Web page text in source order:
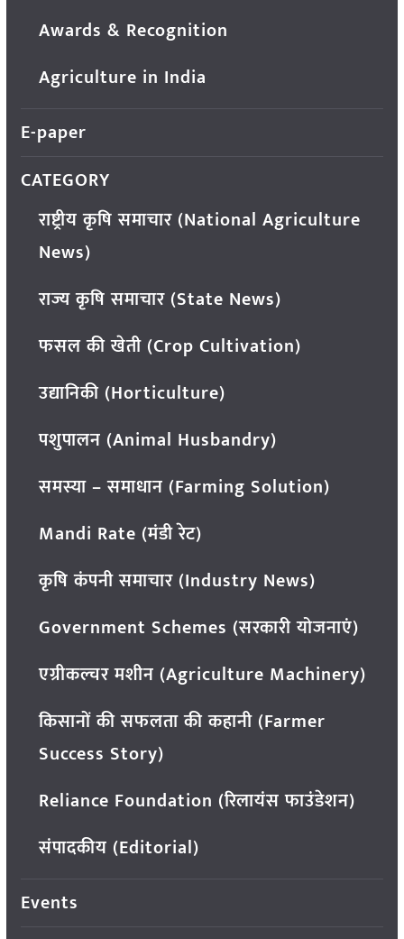
Awards & Recognition
Agriculture in India
E-paper
CATEGORY
राष्ट्रीय कृषि समाचार (National Agriculture
News)
राज्य कृषि समाचार (State News)
फसल की खेती (Crop Cultivation)
उद्यानिकी (Horticulture)
पशुपालन (Animal Husbandry)
समस्या – समाधान (Farming Solution)
Mandi Rate (मंडी रेट)
कृषि कंपनी समाचार (Industry News)
Government Schemes (सरकारी योजनाएं)
एग्रीकल्चर मशीन (Agriculture Machinery)
किसानों की सफलता की कहानी (Farmer
Success Story)
Reliance Foundation (रिलायंस फाउंडेशन)
संपादकीय (Editorial)
Events